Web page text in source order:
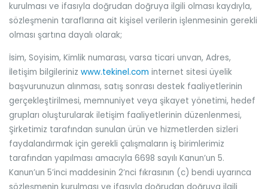
kurulması ve ifasıyla doğrudan doğruya ilgili olması kaydıyla,
sözleşmenin taraflarına ait kişisel verilerin işlenmesinin gerekli
olması şartına dayalı olarak;
İsim, Soyisim, Kimlik numarası, varsa ticari unvan, Adres,
İletişim bilgileriniz www.tekinel.com internet sitesi üyelik
başvurunuzun alınması, satış sonrası destek faaliyetlerinin
gerçekleştirilmesi, memnuniyet veya şikayet yönetimi, hedef
grupları oluşturularak iletişim faaliyetlerinin düzenlenmesi,
Şirketimiz tarafından sunulan ürün ve hizmetlerden sizleri
faydalandırmak için gerekli çalışmaların iş birimlerimiz
tarafından yapılması amacıyla 6698 sayılı Kanun’un 5.
Kanun’un 5’inci maddesinin 2’nci fıkrasının (c) bendi uyarınca